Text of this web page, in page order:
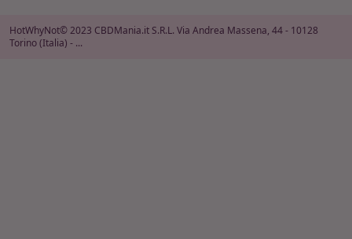
HotWhyNot© 2023 CBDMania.it S.R.L. Via Andrea Massena, 44 - 10128
Torino (Italia) - ...